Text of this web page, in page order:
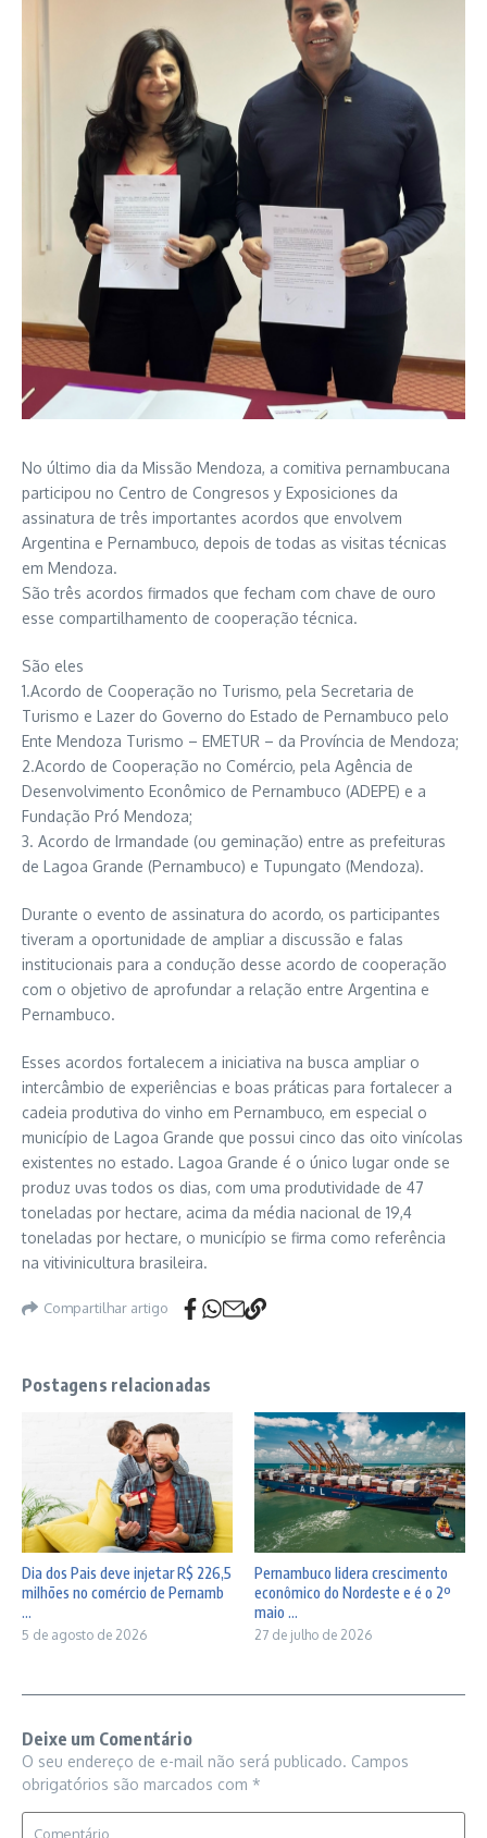
No último dia da Missão Mendoza, a comitiva pernambucana
participou no Centro de Congresos y Exposiciones da
assinatura de três importantes acordos que envolvem
Argentina e Pernambuco, depois de todas as visitas técnicas
em Mendoza.
São três acordos firmados que fecham com chave de ouro
esse compartilhamento de cooperação técnica.
São eles
1.Acordo de Cooperação no Turismo, pela Secretaria de
Turismo e Lazer do Governo do Estado de Pernambuco pelo
Ente Mendoza Turismo – EMETUR – da Província de Mendoza;
2.Acordo de Cooperação no Comércio, pela Agência de
Desenvolvimento Econômico de Pernambuco (ADEPE) e a
Fundação Pró Mendoza;
3. Acordo de Irmandade (ou geminação) entre as prefeituras
de Lagoa Grande (Pernambuco) e Tupungato (Mendoza).
Durante o evento de assinatura do acordo, os participantes
tiveram a oportunidade de ampliar a discussão e falas
institucionais para a condução desse acordo de cooperação
com o objetivo de aprofundar a relação entre Argentina e
Pernambuco.
Esses acordos fortalecem a iniciativa na busca ampliar o
intercâmbio de experiências e boas práticas para fortalecer a
cadeia produtiva do vinho em Pernambuco, em especial o
município de Lagoa Grande que possui cinco das oito vinícolas
existentes no estado. Lagoa Grande é o único lugar onde se
produz uvas todos os dias, com uma produtividade de 47
toneladas por hectare, acima da média nacional de 19,4
toneladas por hectare, o município se firma como referência
na vitivinicultura brasileira.
Compartilhar artigo
Postagens relacionadas
Dia dos Pais deve injetar R$ 226,5
milhões no comércio de Pernamb
...
5 de agosto de 2026
Pernambuco lidera crescimento
econômico do Nordeste e é o 2º
maio ...
27 de julho de 2026
Deixe um Comentário
O seu endereço de e-mail não será publicado. Campos
obrigatórios são marcados com *